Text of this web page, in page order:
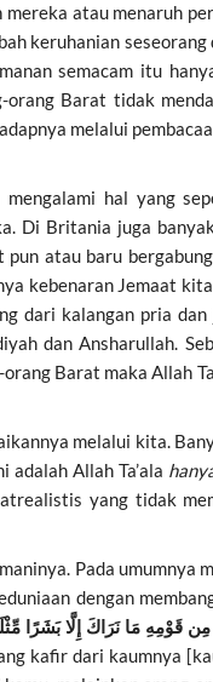
atau menaruh
keruhanian seseorang
semacam itu
orang Barat tidak
melalui
hal yang
Di Britania juga
atau baru
kebenaran Jemaat
dari kalangan pria
dan Ansharullah.
Barat maka Allah
melalui kita.
Allah Ta’ala
yang tidak
Pada umumnya
dengan
قَوْمِهِ مَا نَرَاكَ إِلَّا بَشَرًا
kafir dari kaumnya